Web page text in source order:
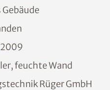
2009
feuchte Wand
Rüger GmbH